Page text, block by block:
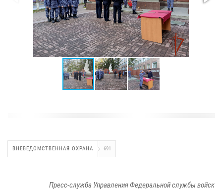
ВНЕВЕДОМСТВЕННАЯ ОХРАНА 691
Пресс-служба Управления Федеральной службы войск